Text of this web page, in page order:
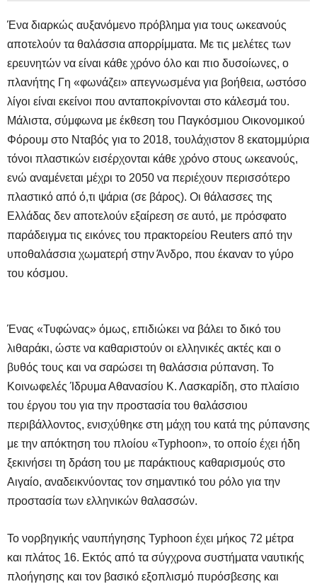
Ένα διαρκώς αυξανόμενο πρόβλημα για τους ωκεανούς
αποτελούν τα θαλάσσια απορρίμματα. Με τις μελέτες των
ερευνητών να είναι κάθε χρόνο όλο και πιο δυσοίωνες, ο
πλανήτης Γη «φωνάζει» απεγνωσμένα για βοήθεια, ωστόσο
λίγοι είναι εκείνοι που ανταποκρίνονται στο κάλεσμά του.
Μάλιστα, σύμφωνα με έκθεση του Παγκόσμιου Οικονομικού
Φόρουμ στο Νταβός για το 2018, τουλάχιστον 8 εκατομμύρια
τόνοι πλαστικών εισέρχονται κάθε χρόνο στους ωκεανούς,
ενώ αναμένεται μέχρι το 2050 να περιέχουν περισσότερο
πλαστικό από ό,τι ψάρια (σε βάρος). Οι θάλασσες της
Ελλάδας δεν αποτελούν εξαίρεση σε αυτό, με πρόσφατο
παράδειγμα τις εικόνες του πρακτορείου Reuters από την
υποθαλάσσια χωματερή στην Άνδρο, που έκαναν το γύρο
του κόσμου.
Ένας «Τυφώνας» όμως, επιδιώκει να βάλει το δικό του
λιθαράκι, ώστε να καθαριστούν οι ελληνικές ακτές και ο
βυθός τους και να σαρώσει τη θαλάσσια ρύπανση. Το
Κοινωφελές Ίδρυμα Αθανασίου Κ. Λασκαρίδη, στο πλαίσιο
του έργου του για την προστασία του θαλάσσιου
περιβάλλοντος, ενισχύθηκε στη μάχη του κατά της ρύπανσης
με την απόκτηση του πλοίου «Typhoon», το οποίο έχει ήδη
ξεκινήσει τη δράση του με παράκτιους καθαρισμούς στο
Αιγαίο, αναδεικνύοντας τον σημαντικό του ρόλο για την
προστασία των ελληνικών θαλασσών.
Το νορβηγικής ναυπήγησης Typhoon έχει μήκος 72 μέτρα
και πλάτος 16. Εκτός από τα σύγχρονα συστήματα ναυτικής
πλοήγησης και τον βασικό εξοπλισμό πυρόσβεσης και